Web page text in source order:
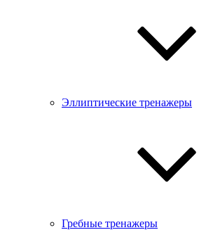
Эллиптические тренажеры
Гребные тренажеры